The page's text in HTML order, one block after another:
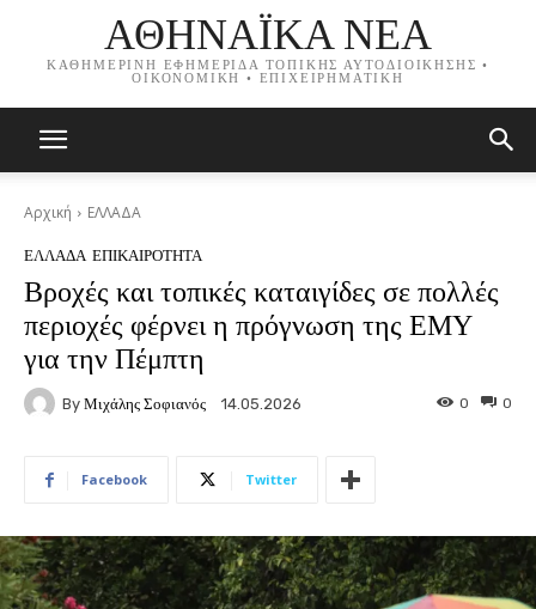
ΑΘΗΝΑΪΚΑ ΝΕΑ
ΚΑΘΗΜΕΡΙΝΗ ΕΦΗΜΕΡΙΔΑ ΤΟΠΙΚΗΣ ΑΥΤΟΔΙΟΙΚΗΣΗΣ •
ΟΙΚΟΝΟΜΙΚΗ • ΕΠΙΧΕΙΡΗΜΑΤΙΚΗ
Αρχική ΕΛΛΑΔΑ
ΕΛΛΑΔΑ ΕΠΙΚΑΙΡΟΤΗΤΑ
Βροχές και τοπικές καταιγίδες σε πολλές
περιοχές φέρνει η πρόγνωση της ΕΜΥ
για την Πέμπτη
By Μιχάλης Σοφιανός 14.05.2026 0
0
Facebook Twitter